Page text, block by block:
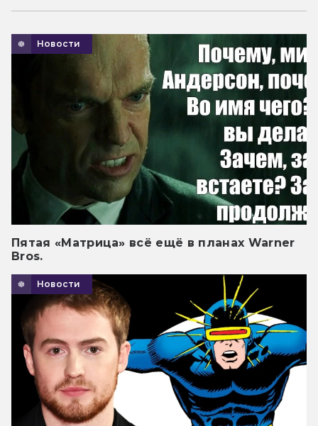
Новости
Пятая «Матрица» всё ещё в планах Warner
Bros.
Новости